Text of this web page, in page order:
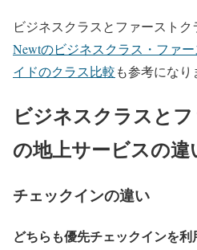
ビジネスクラスとファーストク
Newtのビジネスクラス・ファ
イドのクラス比較も参考になり
ビジネスクラスと
の地上サービスの違
チェックインの違い
どちらも優先チェックインを